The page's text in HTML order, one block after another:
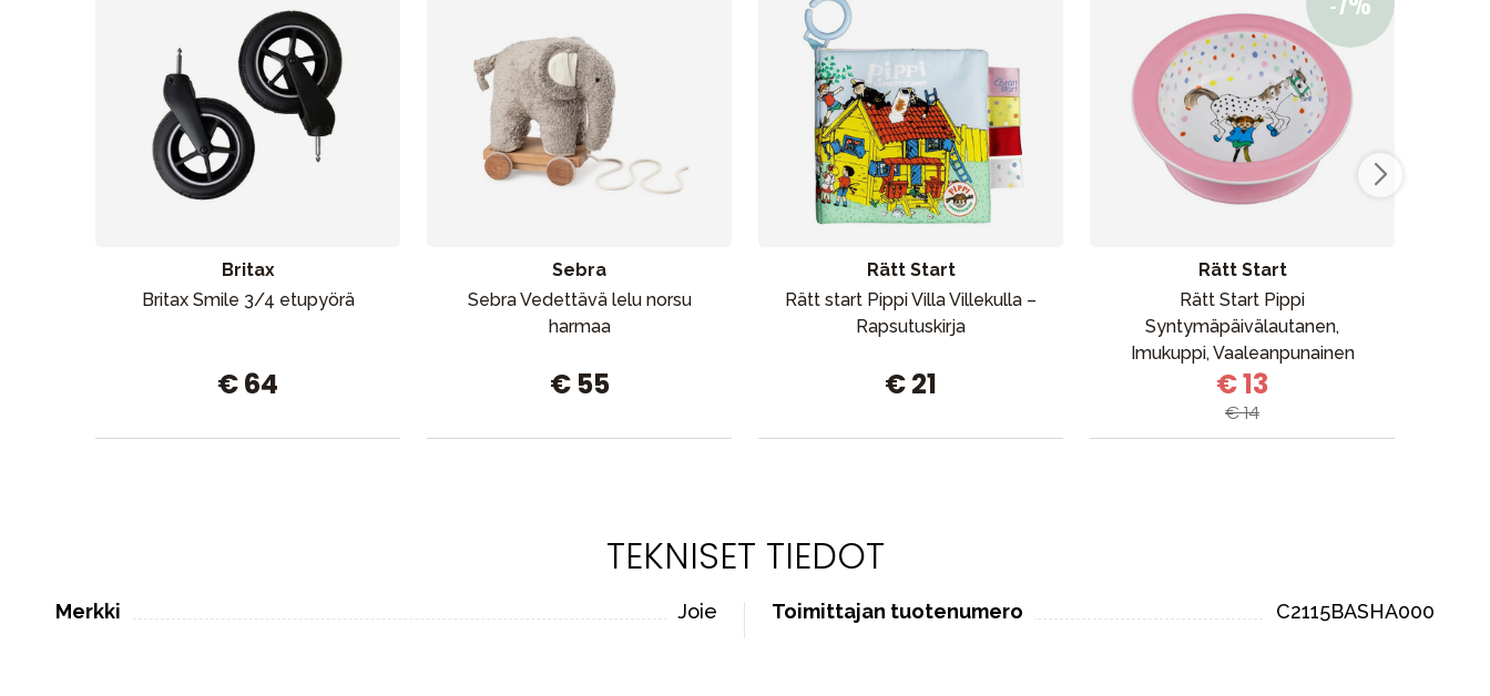
Britax
Britax Smile 3/4 etupyörä
€ 64
Sebra
Sebra Vedettävä lelu norsu
harmaa
€ 55
Rätt Start
Rätt start Pippi Villa Villekulla –
Rapsutuskirja
€ 21
Rätt Start
Rätt Start Pippi
Syntymäpäivälautanen,
Imukuppi, Vaaleanpunainen
€ 13
€ 14
TEKNISET TIEDOT
Merkki Joie Toimittajan tuotenumero C2115BASHA000